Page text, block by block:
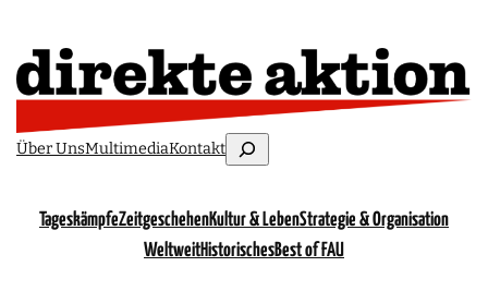
Über UnsMultimediaKontaktSuchen
TageskämpfeZeitgeschehenKultur & LebenStrategie & Organisation
WeltweitHistorischesBest of FAU